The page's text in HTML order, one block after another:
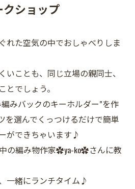
クショップ
れた空気の中でおしゃべりしま
いことも、同じ立場の親同士、
とでしょう。
みバックのキーホルダー”を作
を選んでくっつけるだけで簡単
ができちゃいます♪
の編み物作家✿ya-ko✿さんに教
一緒にランチタイム♪